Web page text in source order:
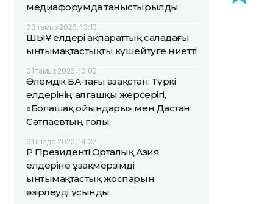
медиафорумда таныстырылды
03 тамыз 2026, 13:10
ШЫҰ елдері ақпараттық саладағы
ынтымақтастықты күшейтуге ниетті
01 тамыз 2026, 10:00
Әлемдік БАҚ-тағы Қазақстан: Түркі
елдерінің алғашқы жерсерігі,
«Болашақ ойындары» мен Дастан
Сәтпаевтың голы
31 шілде 2026, 14:37
ҚР Президенті Орталық Азия
елдеріне ұзақмерзімді
ынтымақтастық жоспарын
әзірлеуді ұсынды